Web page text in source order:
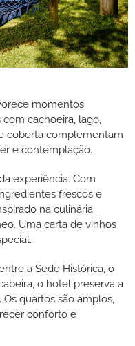
momentos
cachoeira, lago,
coberta complementam
e contemplação.
experiência. Com
frescos e
na culinária
Uma carta de vinhos
a Sede Histórica, o
o hotel preserva a
quartos são amplos,
conforto e